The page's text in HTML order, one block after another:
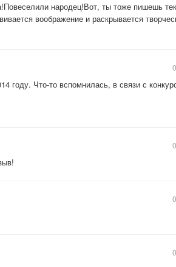
народец!Вот, ты тоже пишешь
воображение и раскрывается
году. Что-то вспомнилась, в связи с